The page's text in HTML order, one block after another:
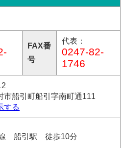
FAX番
号
代表：
0247-82-
1746
市船引町船引字南町通111
する
船引駅 徒歩10分